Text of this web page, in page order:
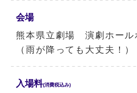
会場
熊本県立劇場 演劇ホール
（雨が降っても大丈夫！）
入場料(消費税込み)